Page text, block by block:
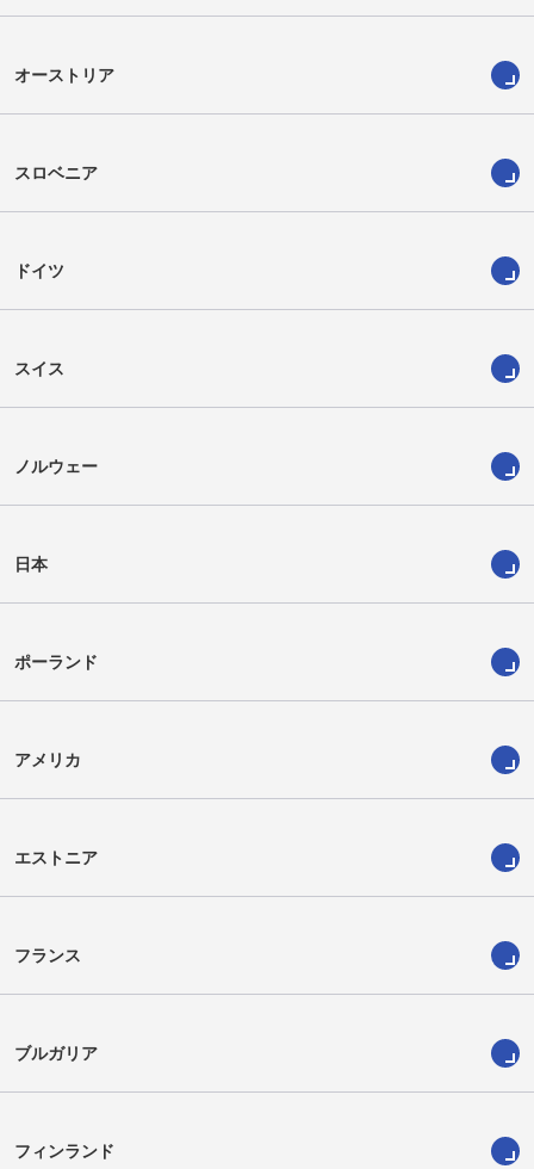
オーストリア
スロベニア
ドイツ
スイス
ノルウェー
日本
ポーランド
アメリカ
エストニア
フランス
ブルガリア
フィンランド